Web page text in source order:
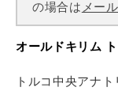
の場合は メール
オールドキリム
トルコ中央アナ